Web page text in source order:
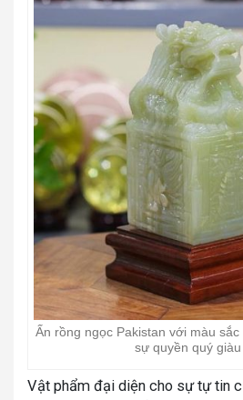
Ấn rồng ngọc Pakistan với màu
sự quyền quý
Vật phẩm đại diện cho sự tự tin